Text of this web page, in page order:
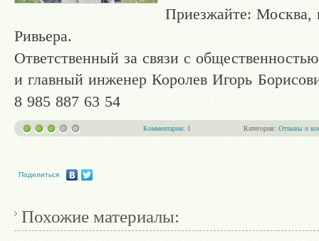
Приезжайте: Москва,
Ривьера.
Ответственный за связи с общественностью
и главный инженер Королев Игорь
8 985 887 63 54
Комментарии: 1 Категория: Отзывы о
Поделиться
Похожие материалы: